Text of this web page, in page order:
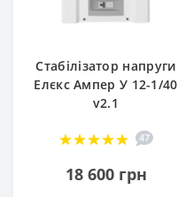
Стабілізатор напруги
Елєкс Ампер У 12-1/40
v2.1
47
18 600 грн